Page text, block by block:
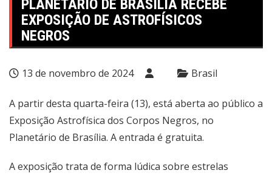
PLANETÁRIO DE BRASÍLIA RECEBE
EXPOSIÇÃO DE ASTROFÍSICOS
NEGROS
13 de novembro de 2024 Brasil
A partir desta quarta-feira (13), está aberta ao público a
Exposição Astrofísica dos Corpos Negros, no
Planetário de Brasília. A entrada é gratuita.
A exposição trata de forma lúdica sobre estrelas